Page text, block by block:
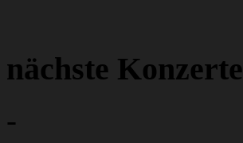
nächste Konzerte
-